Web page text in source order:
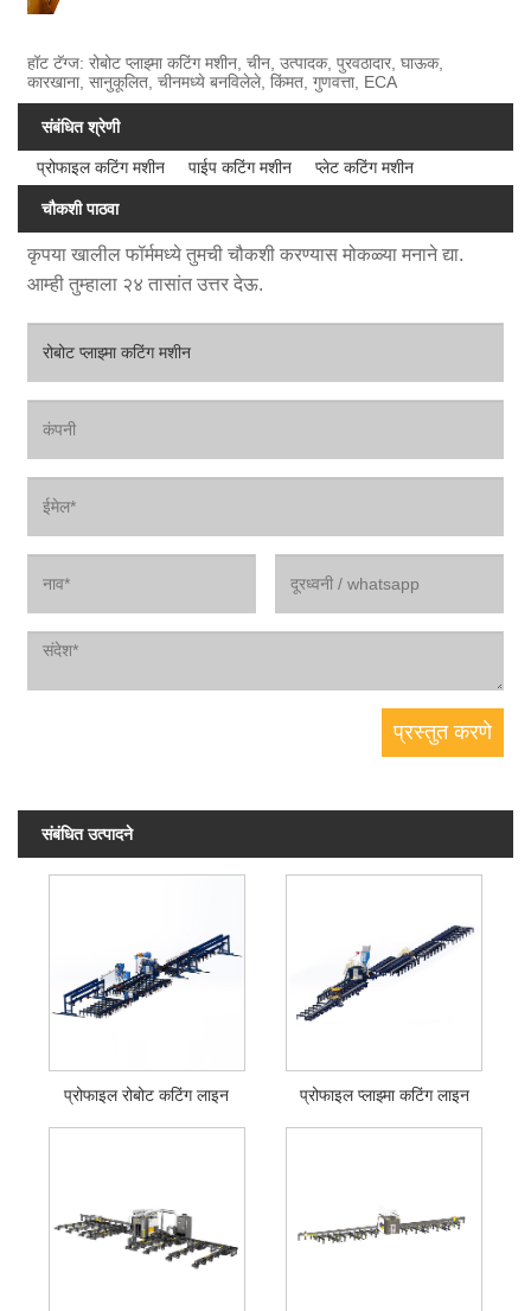
हॉट टॅग्ज: रोबोट प्लाझ्मा कटिंग मशीन, चीन, उत्पादक, पुरवठादार, घाऊक,
कारखाना, सानुकूलित, चीनमध्ये बनविलेले, किंमत, गुणवत्ता, ECA
संबंधित श्रेणी
प्रोफाइल कटिंग मशीन पाईप कटिंग मशीन प्लेट कटिंग मशीन
चौकशी पाठवा
कृपया खालील फॉर्ममध्ये तुमची चौकशी करण्यास मोकळ्या मनाने द्या.
आम्ही तुम्हाला २४ तासांत उत्तर देऊ.
संबंधित उत्पादने
प्रोफाइल रोबोट कटिंग लाइन प्रोफाइल प्लाझ्मा कटिंग लाइन